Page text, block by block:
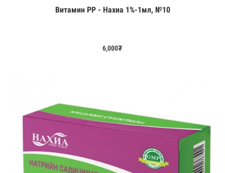
Цааш үзэх
Витамин РР - Нахиа 1%-1мл, №10
6,000₮